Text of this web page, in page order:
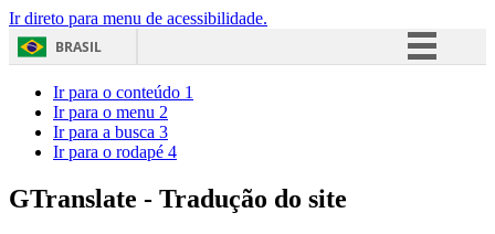
Ir direto para menu de acessibilidade.
BRASIL
Acesso à informação
Ir para o conteúdo 1
Ir para o menu 2
Ir para a busca 3
Ir para o rodapé 4
GTranslate - Tradução do site